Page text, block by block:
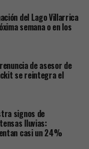
del Lago Villarrica
semana o en los
de asesor de
se reintegra el
signos de
lluvias:
casi un 24%